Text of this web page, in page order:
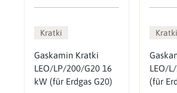
Kratki
Gaskamin Kratki
LEO/LP/200/G20 16
kW (für Erdgas G20)
Kratki
LEO/
(für